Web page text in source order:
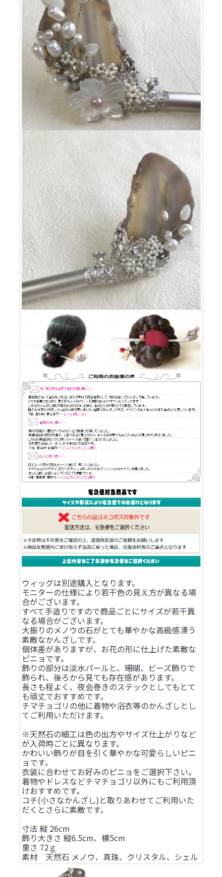
ウィッグは別途購入となります。
モニターの仕様により若干色の見え方が異なる場
合がございます。
すべて手造りですので商品ごとにサイズが若干異
なる場合がございます。
大振りのメノウの石がとても華やかな高級感漂う
素敵なかんざしです。
個体差がありますが、お花の形に仕上げた素敵な
ピニョです。
飾りの部分は淡水パールと、珊瑚、ビーズ飾りで
飾られ、後ろから見ても存在感があります。
長さも程よく、夜会巻きのステックとしてもとて
も頑丈でおすすめです。
チマチョゴリの他に着物や浴衣等のかんざしとし
てご利用いただけます。
※天然石の細工は色の出方やサイズ仕上がりなど
が入荷時ごとに異なります。
かわいい飾りが目を引く華やかな可愛らしいピニ
ョです。
衣装に合わせてお好みのピニョをご選択下さい。
着物やドレスなどチマチョゴリ以外にもご利用頂
けおすすめです。
コチ(小さなかんざし)と取りあわせてご利用いた
だくとさらに素敵です。
寸法 縦 26cm
飾り大きさ 縦6.5cm、横5cm
重さ 72ｇ
素材 天然石 メノウ、真珠、クリスタル、シェル